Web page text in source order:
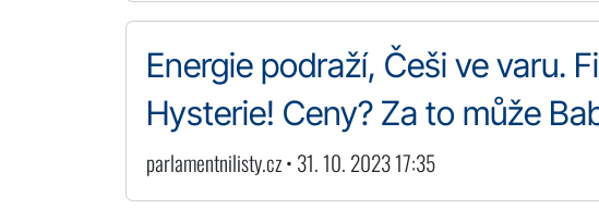
Energie podraží, Češi ve varu.
Hysterie! Ceny? Za to může
parlamentnilisty.cz • 31. 10. 2023 17:35